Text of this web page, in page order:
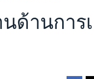
ด้านการ